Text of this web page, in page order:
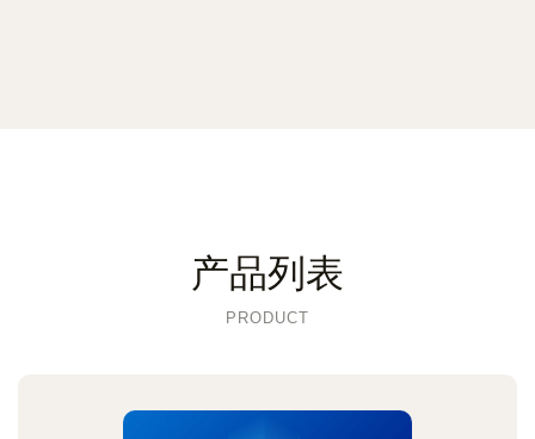
产品列表
PRODUCT